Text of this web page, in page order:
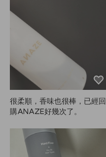
很柔順，香味也很棒，已經回
購ANAZE好幾次了。